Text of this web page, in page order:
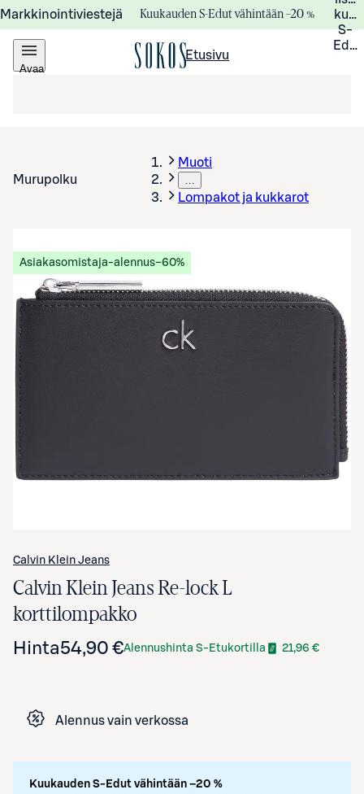
Markkinointiviestejä Kuukauden S-Edut vähintään –20 %
S-
Avaa
Etusivu
Murupolku
Muoti
…
Lompakot ja kukkarot
Asiakasomistaja-alennus−60%
Calvin Klein Jeans
Calvin Klein Jeans Re-lock L
korttilompakko
Hinta54,90 €Alennushinta S-Etukortilla 21,96 €
Alennus vain verkossa
Kuukauden S-Edut vähintään –20 %